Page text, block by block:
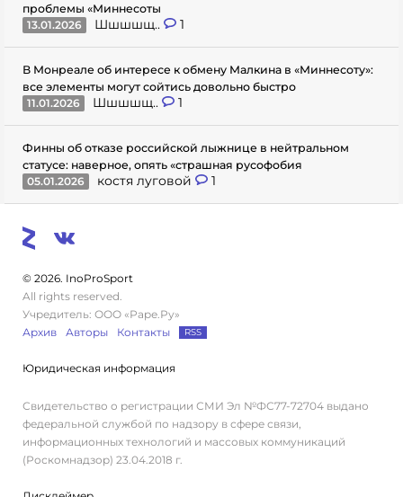
проблемы «Миннесоты
13.01.2026
Шшшшщ.. 1
В Монреале об интересе к обмену Малкина в «Миннесоту»:
все элементы могут сойтись довольно быстро
11.01.2026
Шшшшщ.. 1
Финны об отказе российской лыжнице в нейтральном
статусе: наверное, опять «страшная русофобия
05.01.2026
костя луговой 1
© 2026. InoProSport
All rights reserved.
Учредитель: ООО «Раре.Ру»
Архив
Авторы Контакты RSS
Юридическая информация
Свидетельство о регистрации СМИ Эл №ФС77-72704 выдано
федеральной службой по надзору в сфере связи,
информационных технологий и массовых коммуникаций
(Роскомнадзор) 23.04.2018 г.